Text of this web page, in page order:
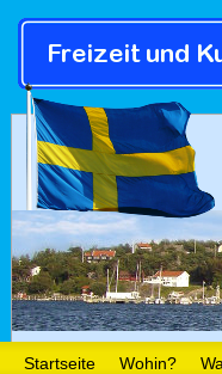
Startseite Wohin?